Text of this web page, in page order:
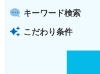
キーワード検索
こだわり条件